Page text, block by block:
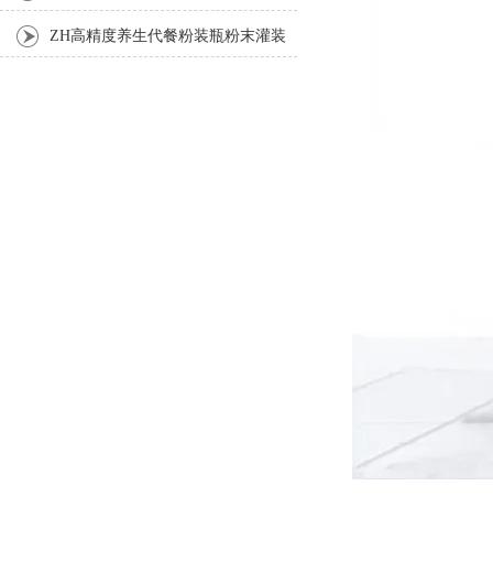
装机 ZH高精度养生代餐粉装瓶粉末灌装